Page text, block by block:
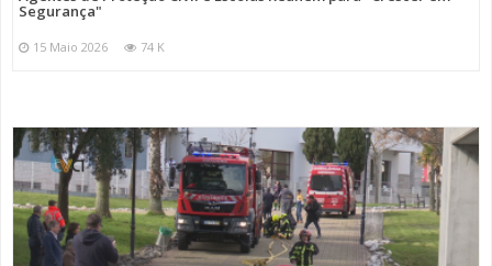
Segurança"
15 Maio 2026 74 K